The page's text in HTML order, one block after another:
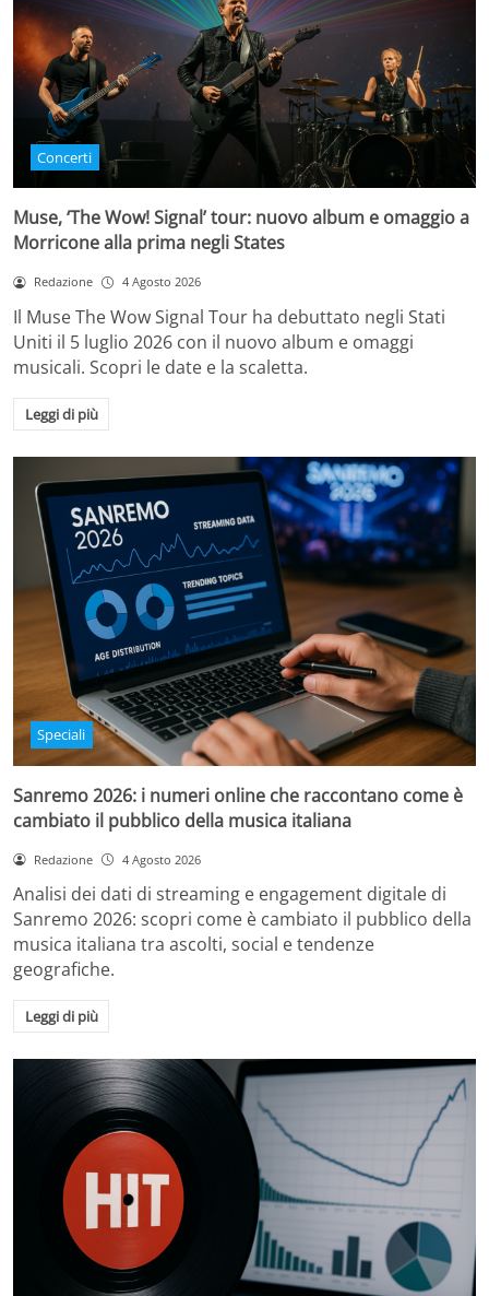
Concerti
Muse, ‘The Wow! Signal’ tour: nuovo album e omaggio a
Morricone alla prima negli States
Redazione 4 Agosto 2026
Il Muse The Wow Signal Tour ha debuttato negli Stati
Uniti il 5 luglio 2026 con il nuovo album e omaggi
musicali. Scopri le date e la scaletta.
Leggi di più
Speciali
Sanremo 2026: i numeri online che raccontano come è
cambiato il pubblico della musica italiana
Redazione 4 Agosto 2026
Analisi dei dati di streaming e engagement digitale di
Sanremo 2026: scopri come è cambiato il pubblico della
musica italiana tra ascolti, social e tendenze
geografiche.
Leggi di più